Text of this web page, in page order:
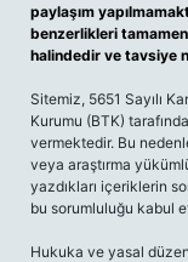
paylaşım
benzerlikleri
halindedir ve tavsiye
Sitemiz, 5651 Sayılı
Kurumu (BTK)
vermektedir. Bu
veya araştırma
yazdıkları içeriklerin
bu sorumluluğu kabul
Hukuka ve yasal